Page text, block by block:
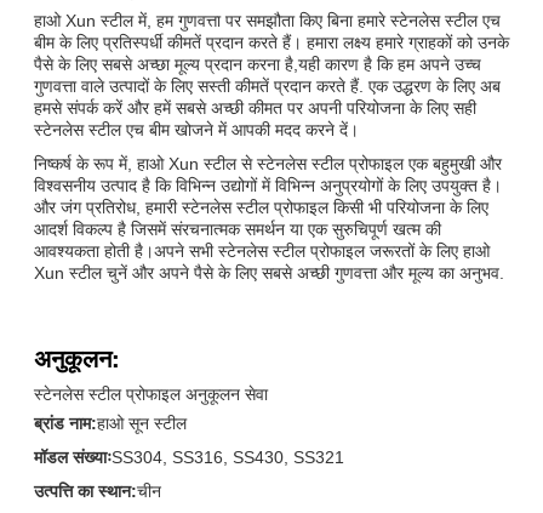
हाओ Xun स्टील में, हम गुणवत्ता पर समझौता किए बिना हमारे स्टेनलेस स्टील एच
बीम के लिए प्रतिस्पर्धी कीमतें प्रदान करते हैं। हमारा लक्ष्य हमारे ग्राहकों को उनके
पैसे के लिए सबसे अच्छा मूल्य प्रदान करना है,यही कारण है कि हम अपने उच्च
गुणवत्ता वाले उत्पादों के लिए सस्ती कीमतें प्रदान करते हैं. एक उद्धरण के लिए अब
हमसे संपर्क करें और हमें सबसे अच्छी कीमत पर अपनी परियोजना के लिए सही
स्टेनलेस स्टील एच बीम खोजने में आपकी मदद करने दें।
निष्कर्ष के रूप में, हाओ Xun स्टील से स्टेनलेस स्टील प्रोफाइल एक बहुमुखी और
विश्वसनीय उत्पाद है कि विभिन्न उद्योगों में विभिन्न अनुप्रयोगों के लिए उपयुक्त है।
और जंग प्रतिरोध, हमारी स्टेनलेस स्टील प्रोफाइल किसी भी परियोजना के लिए
आदर्श विकल्प है जिसमें संरचनात्मक समर्थन या एक सुरुचिपूर्ण खत्म की
आवश्यकता होती है।अपने सभी स्टेनलेस स्टील प्रोफाइल जरूरतों के लिए हाओ
Xun स्टील चुनें और अपने पैसे के लिए सबसे अच्छी गुणवत्ता और मूल्य का अनुभव.
अनुकूलन:
स्टेनलेस स्टील प्रोफाइल अनुकूलन सेवा
ब्रांड नाम:हाओ सून स्टील
मॉडल संख्याःSS304, SS316, SS430, SS321
उत्पत्ति का स्थान:चीन